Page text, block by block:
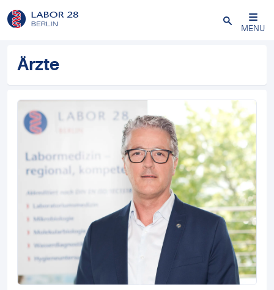
Schließen
MENU
Ärzte